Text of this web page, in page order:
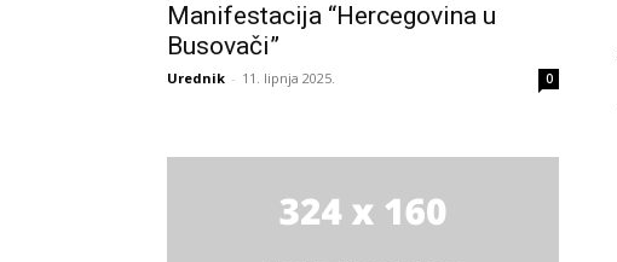
Manifestacija “Hercegovina u
Busovači”
Urednik - 11. lipnja 2025. 0